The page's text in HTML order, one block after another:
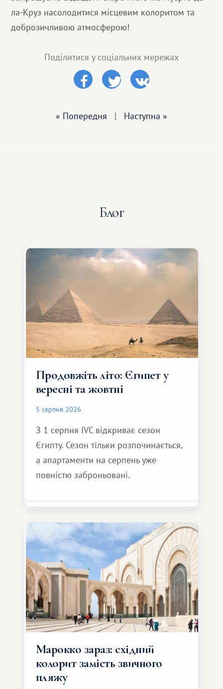
ла-Круз насолодитися місцевим колоритом та
доброзичливою атмосферою!
Поділитися у соціальних мережах
« Попередня | Наступна »
Блог
Продовжіть літо: Єгипет у
вересні та жовтні
5 серпня 2026
З 1 серпня IVC відкриває сезон
Єгипту. Сезон тільки розпочинається,
а апартаменти на серпень уже
повністю заброньовані.
Марокко зараз: східний
колорит замість звичного
пляжу